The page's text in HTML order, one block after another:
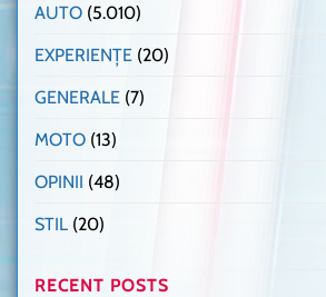
AUTO (5.010)
EXPERIENȚE (20)
GENERALE (7)
MOTO (13)
OPINII (48)
STIL (20)
RECENT POSTS